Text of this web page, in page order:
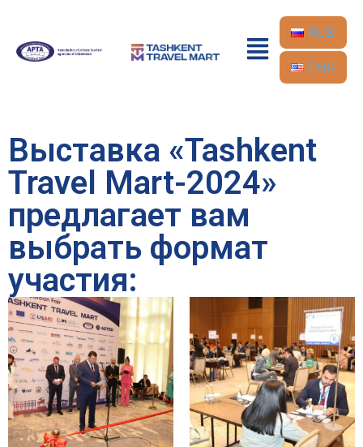
RUS
ENG
Выставка «Tashkent
Travel Mart-2024»
предлагает вам
выбрать формат
участия: